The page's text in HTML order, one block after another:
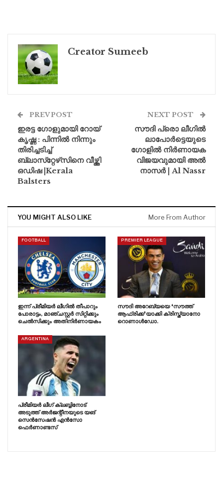
Creator Sumeeb
PREV POST
ഇരട്ട ഗോളുമായി റോയ്
കൃഷ്ണ : പിന്നിൽ നിന്നും
തിരിച്ചടിച്ച്
ബ്ലാസ്‌റ്റേഴ്‌സിനെ വീഴ്ത്തി
ഒഡിഷ |Kerala
Balsters
NEXT POST
സൗദി പ്രൊ ലീഗിൽ
ലാപോർട്ടെയുടെ
ഗോളിൽ നിർണായക
വിജയവുമായി അൽ
നാസർ | Al Nassr
YOU MIGHT ALSO LIKE More From Author
FOOTBALL
ഇന്ന് പ്രീമിയർ ലീഗിൽ തീപാറും
പോരാട്ടം, മാഞ്ചസ്റ്റർ സിറ്റിക്കും
ചെൽസിക്കും അതിനിർണായകം
PREMIER LEAGUE
സൗദി അറേബ്യയെ ❛സൗത്ത്
ആഫ്രിക്ക❜യാക്കി ക്രിസ്ത്യാനോ
റൊണാൾഡോ.
ARGENTINA
പ്രീമിയർ ലീഗ് ക്ലബ്ബിനോട്
അടുത്ത് അർജന്റീനയുടെ യങ്
സെൻസേഷൻ എൻസോ
ഫെർണാണ്ടസ്